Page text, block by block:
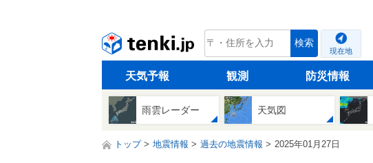
tenki.jp 検索
現在地
天気予報 観測 防災情報
雨雲レーダー 天気図
トップ 地震情報 過去の地震情報 2025年01月27日